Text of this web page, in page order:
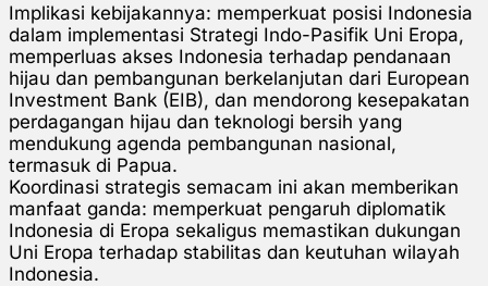
Implikasi kebijakannya: memperkuat posisi Indonesia
dalam implementasi Strategi Indo-Pasifik Uni Eropa,
memperluas akses Indonesia terhadap pendanaan
hijau dan pembangunan berkelanjutan dari European
Investment Bank (EIB), dan mendorong kesepakatan
perdagangan hijau dan teknologi bersih yang
mendukung agenda pembangunan nasional,
termasuk di Papua.
Koordinasi strategis semacam ini akan memberikan
manfaat ganda: memperkuat pengaruh diplomatik
Indonesia di Eropa sekaligus memastikan dukungan
Uni Eropa terhadap stabilitas dan keutuhan wilayah
Indonesia.